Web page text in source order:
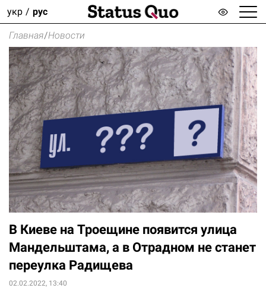
укр рус
Главная/Новости
В Киеве на Троещине появится улица
Мандельштама, а в Отрадном не станет
переулка Радищева
02.02.2022, 13:40